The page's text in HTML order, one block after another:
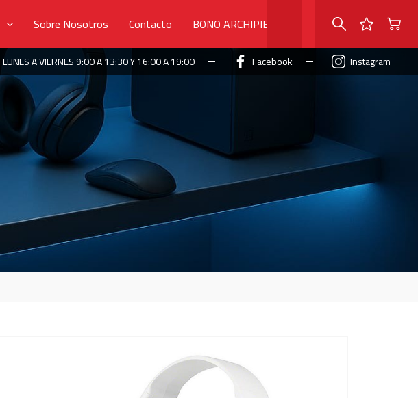
Sobre Nosotros Contacto BONO ARCHIPIELAGO
LUNES A VIERNES 9:00 A 13:30 Y 16:00 A 19:00 Facebook Instagram